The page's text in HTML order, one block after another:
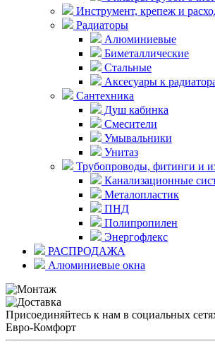
Инструмент, крепеж и
Радиаторы
Алюминиевые
Биметаллические
Стальные
Аксесуары к
Сантехника
Душ кабинка
Смесители
Умывальники
Унитаз
Трубопроводы, фитинги и
Канализационные
Металопластик
ПНД
Полипропилен
Энергофлекс
РАСПРОДАЖА
Алюминиевые окна
Присоединяйтесь к нам в социальных
Евро-Комфорт